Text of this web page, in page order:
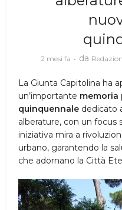
2 mesi fa da
La Giunta Capitolina ha
un’importante memoria
quinquennale dedicato
alberature, con un focus
iniziativa mira a
urbano, garantendo la
che adornano la Città